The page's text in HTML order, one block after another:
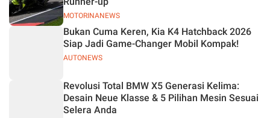
MOTORINANEWS
AUTONEWS
Bukan Cuma Keren, Kia K4 Hatchback 2026
Siap Jadi Game-Changer Mobil Kompak!
Revolusi Total BMW X5 Generasi Kelima:
Desain Neue Klasse & 5 Pilihan Mesin Sesuai
Selera Anda